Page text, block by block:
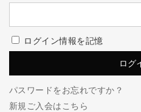
ログイン情報を記憶
パスワードをお忘れですか？
新規ご入会はこちら